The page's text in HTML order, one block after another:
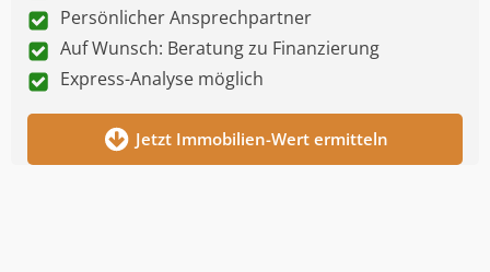
Persönlicher Ansprechpartner
Auf Wunsch: Beratung zu Finanzierung
Express-Analyse möglich
Jetzt Immobilien-Wert ermitteln